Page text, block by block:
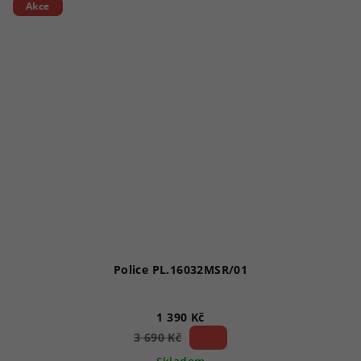
Akce
Police PL.16032MSR/01
1 390 Kč
3 690 Kč